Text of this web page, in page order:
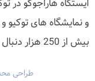
ایستگاه هاراجوکو در
و نمایشگاه های
بیش از 250 هزار دنبال کننده اینستاگرام کسب
طراحی